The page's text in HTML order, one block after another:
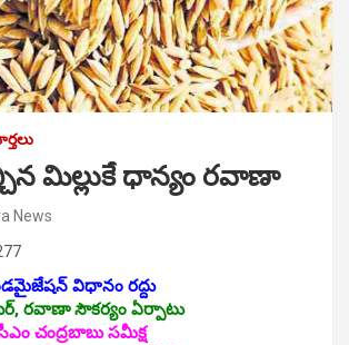
మిల్లుకే ధాన్యం రవాణా
News
విధానం రద్దు
రవాణా సౌకర్యం ఏర్పాటు
చంద్రబాబు సమీక్ష